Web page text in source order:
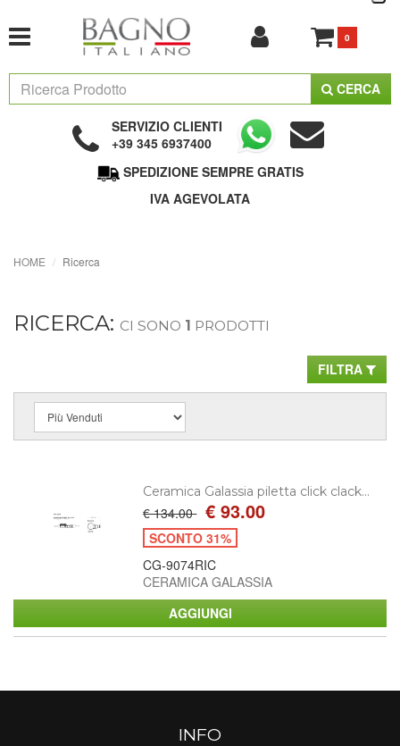
0
CERCA
SERVIZIO CLIENTI
+39 345 6937400
SPEDIZIONE SEMPRE GRATIS
IVA AGEVOLATA
HOME Ricerca
RICERCA: CI SONO 1 PRODOTTI
FILTRA
Ceramica Galassia piletta click clack...
€ 134.00 € 93.00
SCONTO 31%
CG-9074RIC
CERAMICA GALASSIA
INFO